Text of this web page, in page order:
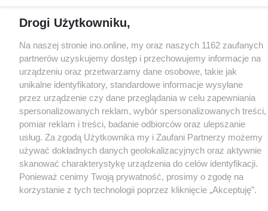
Drogi Użytkowniku,
Na naszej stronie ino.online, my oraz naszych 1162 zaufanych
partnerów uzyskujemy dostęp i przechowujemy informacje na
urządzeniu oraz przetwarzamy dane osobowe, takie jak
unikalne identyfikatory, standardowe informacje wysyłane
przez urządzenie czy dane przeglądania w celu zapewniania
spersonalizowanych reklam, wybór spersonalizowanych treści,
pomiar reklam i treści, badanie odbiorców oraz ulepszanie
usług. Za zgodą Użytkownika my i Zaufani Partnerzy możemy
używać dokładnych danych geolokalizacyjnych oraz aktywnie
skanować charakterystykę urządzenia do celów identyfikacji.
Ponieważ cenimy Twoją prywatność, prosimy o zgodę na
korzystanie z tych technologii poprzez kliknięcie „Akceptuję”.